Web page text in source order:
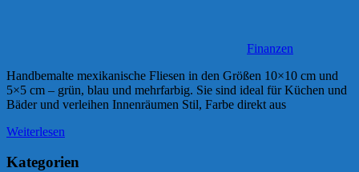
Finanzen
Handbemalte mexikanische Fliesen in den Größen 10×10 cm und
5×5 cm – grün, blau und mehrfarbig. Sie sind ideal für Küchen und
Bäder und verleihen Innenräumen Stil, Farbe direkt aus
Weiterlesen
Kategorien